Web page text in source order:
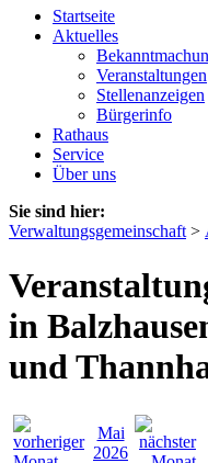
Startseite
Aktuelles
Veranstaltungen
Stellenanzeigen
Bürgerinfo
Rathaus
Service
Über uns
Sie sind hier:
Verwaltungsgemeinschaft >
in
und
Mai
2026